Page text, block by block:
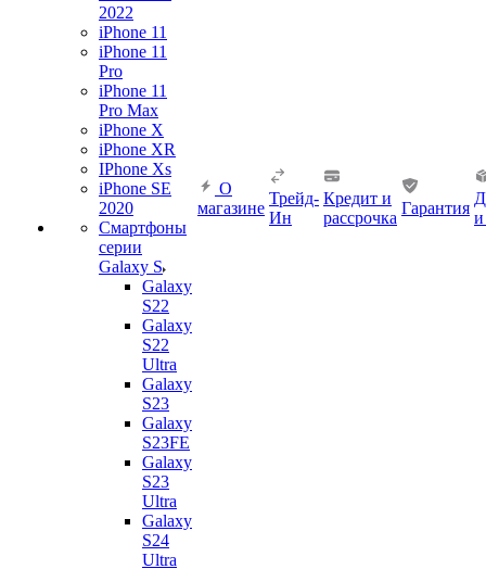
2022
iPhone 11
iPhone 11
Pro
iPhone 11
Pro Max
iPhone X
iPhone XR
IPhone Xs
iPhone SE
2020
Смартфоны
серии
Galaxy S
Galaxy
S22
Galaxy
S22
Ultra
Galaxy
S23
Galaxy
S23FE
Galaxy
S23
Ultra
Galaxy
S24
Ultra
О
магазине
Трейд-
Ин
Кредит и
рассрочка
Гарантия
и